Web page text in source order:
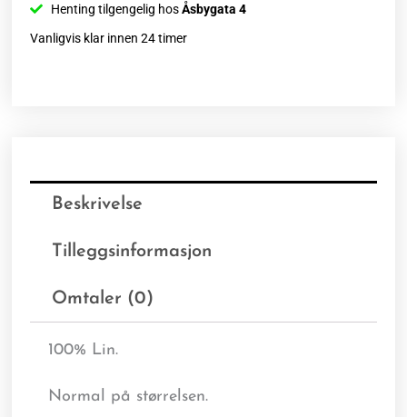
Henting tilgengelig hosÅsbygata 4
Vanligvis klar innen 24 timer
Beskrivelse
Tilleggsinformasjon
Omtaler (0)
100% Lin.
Normal på størrelsen.